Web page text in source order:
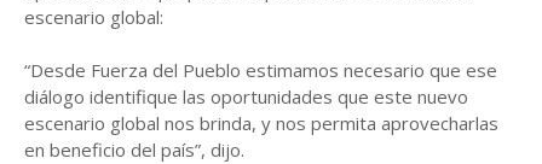
escenario global:
“Desde Fuerza del Pueblo estimamos necesario que ese
diálogo identifique las oportunidades que este nuevo
escenario global nos brinda, y nos permita aprovecharlas
en beneficio del país”, dijo.